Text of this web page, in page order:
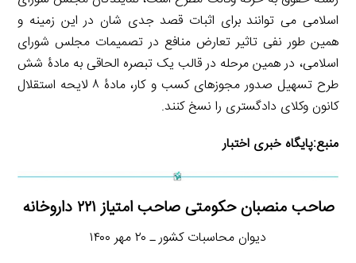
اسلامی می توانند برای اثبات قصد جدی شان در این زمینه و
همین طور نفی تاثیر تعارض منافع در تصمیمات مجلس شورای
اسلامی، در همین مرحله در قالب یک تبصره الحاقی به مادۀ شش
طرح تسهیل صدور مجوزهای کسب و کار، مادۀ ۸ لایحه استقلال
کانون وکلای دادگستری را نسخ کنند.
منبع:پایگاه خبری اختبار
صاحب منصبان حکومتی صاحب امتیاز ۲۲۱ داروخانه
دیوان محاسبات کشور ـ ۲۰ مهر ۱۴۰۰